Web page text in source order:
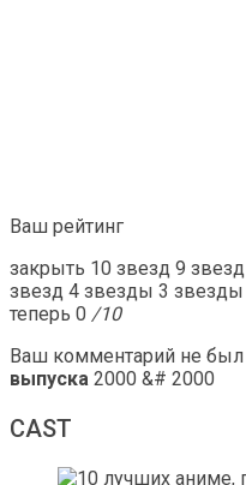
Ваш рейтинг
закрыть 10 звезд 9
звезд 4 звезды 3
теперь 0 /10
Ваш комментарий не
выпуска 2000 &# 2000
CAST